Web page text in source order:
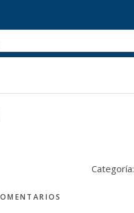
Categoría: